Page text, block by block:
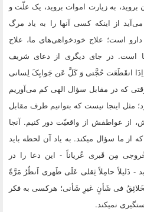
به زیارت اموات بروید، یک علّت و
از اینکه کسى آنها را به یاد مرگ
است؛ علاج خودخواهى‌هاى ما، علاج
ما است. در جاى دیگرى از دعاى شریف
اِذَا انقَطَعَت حُجَّتى وَ کَلَّ عَن جَوابِکَ لِسانى
که در مقابل سؤال الهى کم مى‌آوریم
مثل اینجا نیست که بتوانیم طرف مقابل
از عواطفش از واقعیّت دور کنیم. آنجا
ما سؤال میکند. به یاد آن لحظه باید
مِن قَبرى عُریاناً - این دعا را در
- ذَلیلاً حامِلاً ثِقلى عَلَى ظَهرى اَنظُرُ مَرَّةً
فى شَأنٍ غیرِ شَأنى؛ هرکسى به فکر
نمیکند.